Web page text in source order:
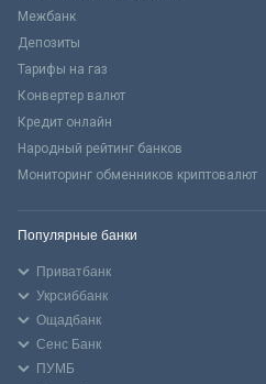
Межбанк
Депозиты
Тарифы на газ
Конвертер валют
Кредит онлайн
Народный рейтинг банков
Мониторинг обменников криптовалют
Популярные банки
Приватбанк
Укрсиббанк
Ощадбанк
Сенс Банк
ПУМБ